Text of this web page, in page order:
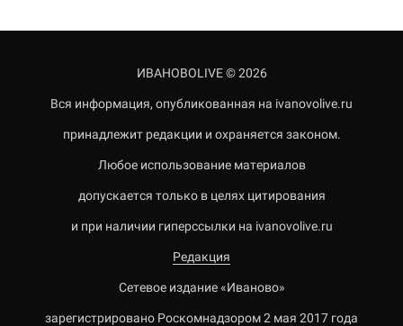
ИВАНОВОLIVE © 2026
Вся информация, опубликованная на ivanovolive.ru
принадлежит редакции и охраняется законом.
Любое использование материалов
допускается только в целях цитирования
и при наличии гиперссылки на ivanovolive.ru
Редакция
Сетевое издание «Иваново»
зарегистрировано Роскомнадзором 2 мая 2017 года